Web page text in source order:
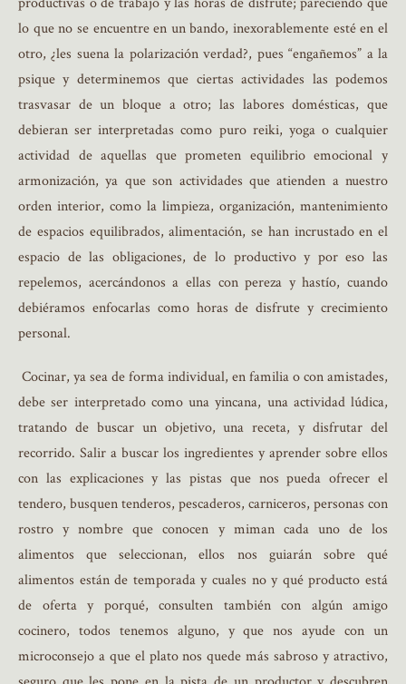
lo que no se encuentre en un bando, inexorablemente esté en el
otro, ¿les suena la polarización verdad?, pues “engañemos” a la
psique y determinemos que ciertas actividades las podemos
trasvasar de un bloque a otro; las labores domésticas, que
debieran ser interpretadas como puro reiki, yoga o cualquier
actividad de aquellas que prometen equilibrio emocional y
armonización, ya que son actividades que atienden a nuestro
orden interior, como la limpieza, organización, mantenimiento
de espacios equilibrados, alimentación, se han incrustado en el
espacio de las obligaciones, de lo productivo y por eso las
repelemos, acercándonos a ellas con pereza y hastío, cuando
debiéramos enfocarlas como horas de disfrute y crecimiento
personal.
Cocinar, ya sea de forma individual, en familia o con amistades,
debe ser interpretado como una yincana, una actividad lúdica,
tratando de buscar un objetivo, una receta, y disfrutar del
recorrido. Salir a buscar los ingredientes y aprender sobre ellos
con las explicaciones y las pistas que nos pueda ofrecer el
tendero, busquen tenderos, pescaderos, carniceros, personas con
rostro y nombre que conocen y miman cada uno de los
alimentos que seleccionan, ellos nos guiarán sobre qué
alimentos están de temporada y cuales no y qué producto está
de oferta y porqué, consulten también con algún amigo
cocinero, todos tenemos alguno, y que nos ayude con un
microconsejo a que el plato nos quede más sabroso y atractivo,